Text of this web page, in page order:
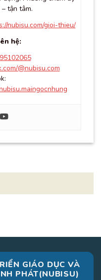
tận tâm.
nubisu.com/gioi-thieu/
hệ:
@nubisu.com
GIÁO DỤC VÀ
PHÁT(NUBISU)